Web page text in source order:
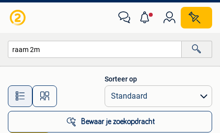
Alle afstanden…
Sorteer op
Bewaar je zoekopdracht